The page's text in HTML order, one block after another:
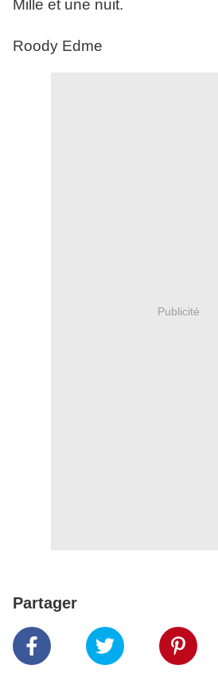
Mille et une nuit.
Roody Edme
Publicité
Partager